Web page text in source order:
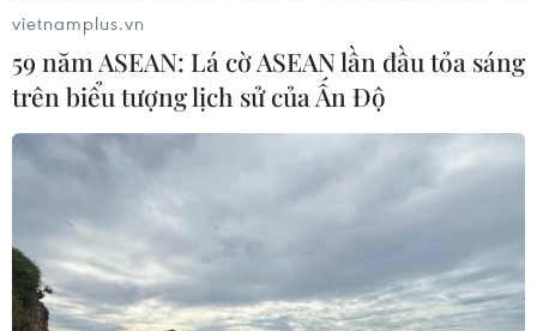
vietnamplus.vn
59 năm ASEAN: Lá cờ ASEAN lần đầu tỏa sáng
trên biểu tượng lịch sử của Ấn Độ